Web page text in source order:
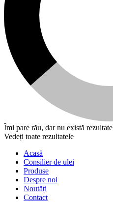
Îmi pare rău, dar nu există rezultate
Vedeți toate rezultatele
Acasă
Consilier de ulei
Produse
Despre noi
Noutăți
Contact